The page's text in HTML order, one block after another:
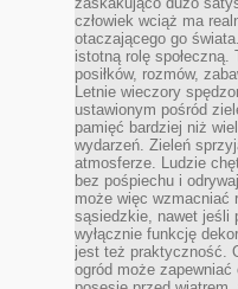
człowiek wciąż ma
otaczającego go
istotną rolę
posiłków, rozmów,
Letnie wieczory
ustawionym pośród
pamięć bardziej niż
wydarzeń. Zieleń
atmosferze. Ludzie
bez pośpiechu i
może więc wzmacniać
sąsiedzkie, nawet jeśli
wyłącznie funkcję
jest też praktyczność.
ogród może zapewniać